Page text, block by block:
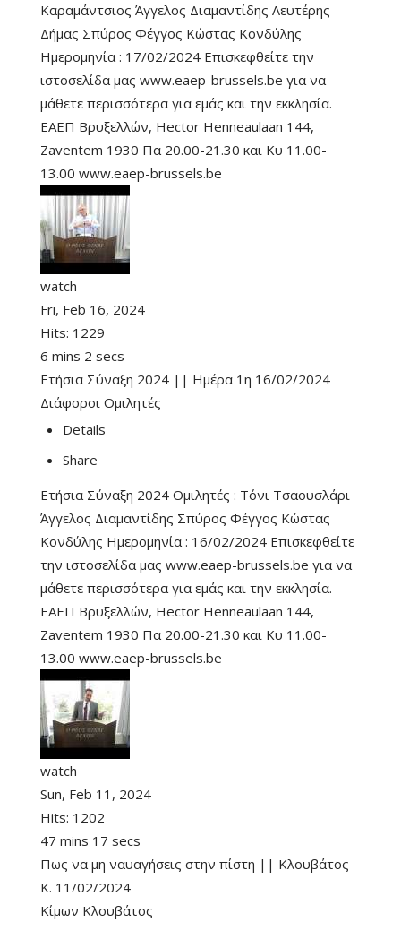
Καραμάντσιος Άγγελος Διαμαντίδης Λευτέρης
Δήμας Σπύρος Φέγγος Κώστας Κονδύλης
Ημερομηνία : 17/02/2024 Επισκεφθείτε την
ιστοσελίδα μας www.eaep-brussels.be για να
μάθετε περισσότερα για εμάς και την εκκλησία.
ΕΑΕΠ Βρυξελλών, Hector Henneaulaan 144,
Zaventem 1930 Πα 20.00-21.30 και Κυ 11.00-
13.00 www.eaep-brussels.be
watch
Fri, Feb 16, 2024
Hits: 1229
6 mins 2 secs
Ετήσια Σύναξη 2024 || Ημέρα 1η 16/02/2024
Διάφοροι Ομιλητές
Details
Share
Ετήσια Σύναξη 2024 Ομιλητές : Τόνι Τσαουσλάρι
Άγγελος Διαμαντίδης Σπύρος Φέγγος Κώστας
Κονδύλης Ημερομηνία : 16/02/2024 Επισκεφθείτε
την ιστοσελίδα μας www.eaep-brussels.be για να
μάθετε περισσότερα για εμάς και την εκκλησία.
ΕΑΕΠ Βρυξελλών, Hector Henneaulaan 144,
Zaventem 1930 Πα 20.00-21.30 και Κυ 11.00-
13.00 www.eaep-brussels.be
watch
Sun, Feb 11, 2024
Hits: 1202
47 mins 17 secs
Πως να μη ναυαγήσεις στην πίστη || Κλουβάτος
Κ. 11/02/2024
Κίμων Κλουβάτος